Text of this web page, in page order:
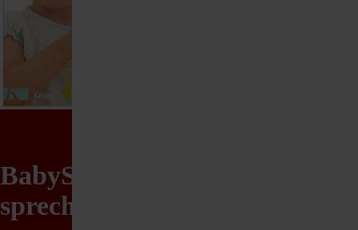
BabySignal – Mit den Händen
sprechen